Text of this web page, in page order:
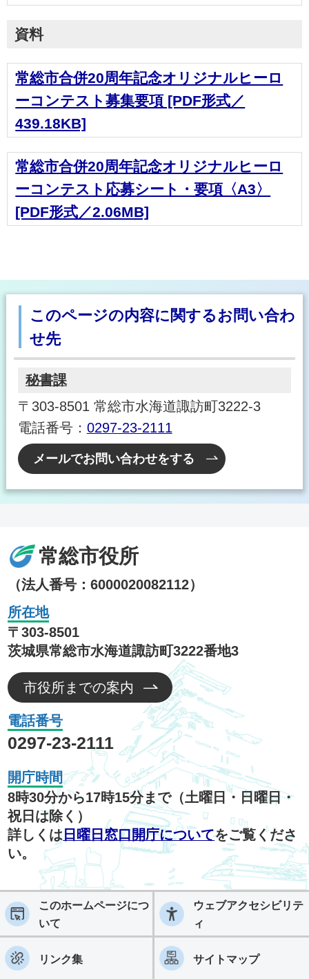
資料
常総市合併20周年記念オリジナルヒーロ
ーコンテスト募集要項 [PDF形式／
439.18KB]
常総市合併20周年記念オリジナルヒーロ
ーコンテスト応募シート・要項〈A3〉
[PDF形式／2.06MB]
このページの内容に関するお問い合わ
せ先
秘書課
〒303-8501 常総市水海道諏訪町3222-3
電話番号： 0297-23-2111
メールでお問い合わせをする
常総市役所
（法人番号：6000020082112）
所在地
〒303-8501
茨城県常総市水海道諏訪町3222番地3
市役所までの案内
電話番号
0297-23-2111
開庁時間
8時30分から17時15分まで（土曜日・日曜日・
祝日は除く）
詳しくは 日曜日窓口開庁についてをご覧くださ
い。
このホームページにつ
いて
ウェブアクセシビリテ
ィ
リンク集 サイトマップ